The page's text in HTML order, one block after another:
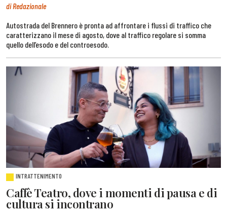
di Redazionale
Autostrada del Brennero è pronta ad affrontare i flussi di traffico che
caratterizzano il mese di agosto, dove al traffico regolare si somma
quello dell’esodo e del controesodo.
INTRATTENIMENTO
Caffè Teatro, dove i momenti di pausa e di
cultura si incontrano